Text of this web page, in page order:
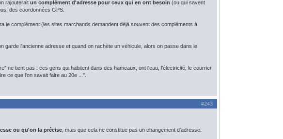
rajouterait un complément d'adresse pour ceux qui en ont besoin (ou qui savent
des coordonnées GPS.
le complément (les sites marchands demandent déjà souvent des compléments à
garde l'ancienne adresse et quand on rachète un véhicule, alors on passe dans le
ne tient pas : ces gens qui habitent dans des hameaux, ont l'eau, l'électricité, le courrier
ce que l'on savait faire au 20e ...".
#243
ou qu'on la précise , mais que cela ne constitue pas un changement d'adresse.